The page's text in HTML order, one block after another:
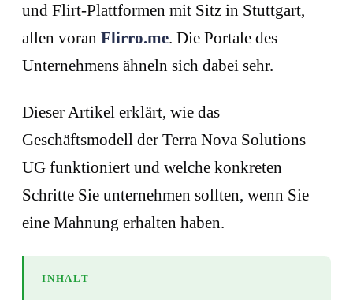
und Flirt-Plattformen mit Sitz in Stuttgart,
allen voran Flirro.me. Die Portale des
Unternehmens ähneln sich dabei sehr.
Dieser Artikel erklärt, wie das
Geschäftsmodell der Terra Nova Solutions
UG funktioniert und welche konkreten
Schritte Sie unternehmen sollten, wenn Sie
eine Mahnung erhalten haben.
INHALT